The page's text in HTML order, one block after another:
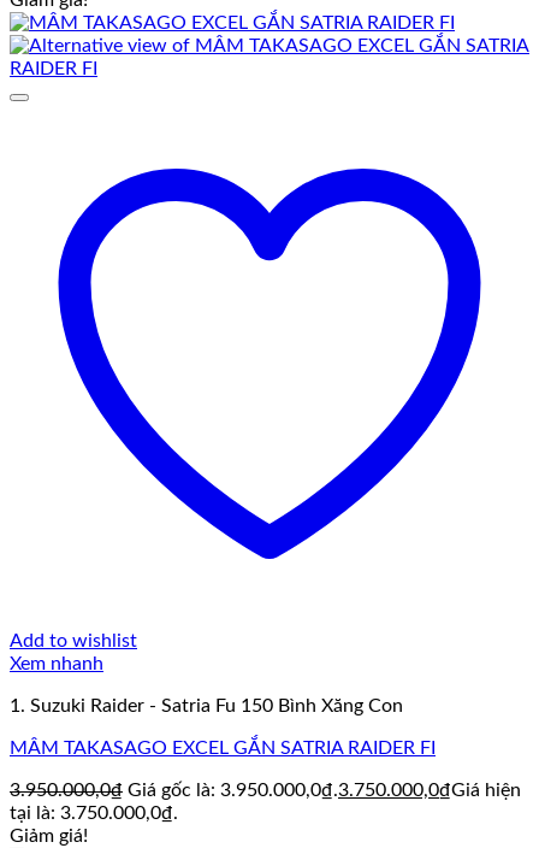
Add to wishlist
Xem nhanh
1. Suzuki Raider - Satria Fu 150 Bình Xăng Con
MÂM TAKASAGO EXCEL GẮN SATRIA RAIDER FI
3.950.000,0₫ Giá gốc là: 3.950.000,0₫.3.750.000,0₫Giá hiện
tại là: 3.750.000,0₫.
Giảm giá!